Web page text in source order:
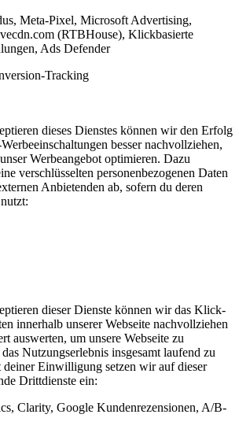
Meta-Pixel, Microsoft Advertising,
(RTBHouse), Klickbasierte
Ads Defender
Tracking
dieses Dienstes können wir den Erfolg
besser nachvollziehen,
Werbeangebot optimieren. Dazu
verschlüsselten personenbezogenen Daten
Anbietenden ab, sofern du deren
dieser Dienste können wir das Klick-
innerhalb unserer Webseite nachvollziehen
auswerten, um unsere Webseite zu
Nutzungserlebnis insgesamt laufend zu
deiner Einwilligung setzen wir auf dieser
Drittdienste ein:
Clarity, Google Kundenrezensionen, A/B-